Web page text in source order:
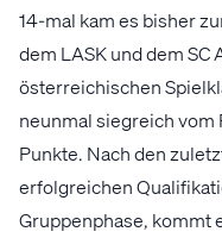
14-mal kam es bisher
dem LASK und dem
österreichischen
neunmal siegreich vom
Punkte. Nach den
erfolgreichen
Gruppenphase, kommt